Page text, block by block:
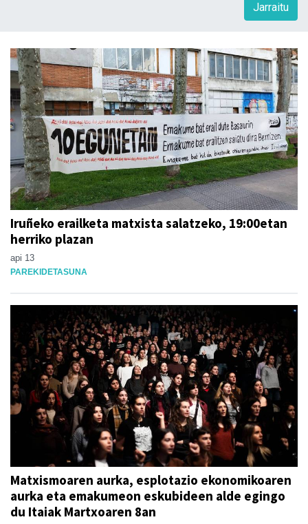
Jarraitu
Iruñeko erailketa matxista salatzeko, 19:00etan
herriko plazan
api 13
PAREKIDETASUNA
Matxismoaren aurka, esplotazio ekonomikoaren
aurka eta emakumeon eskubideen alde egingo
du Itaiak Martxoaren 8an